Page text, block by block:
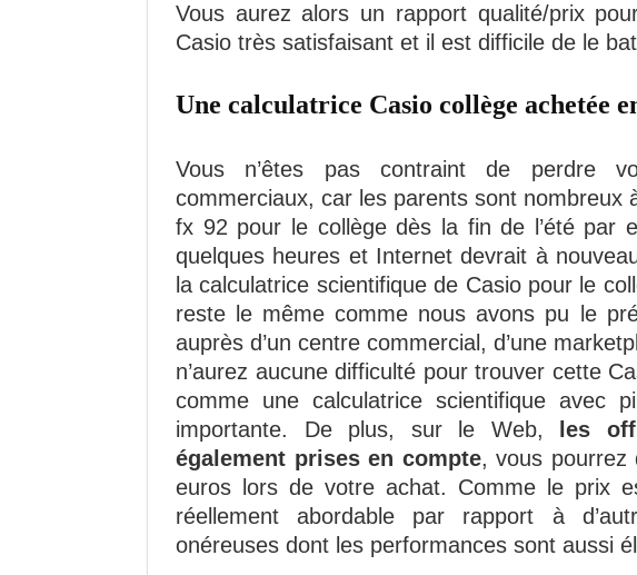
Vous aurez alors un rapport qualité/prix
Casio très satisfaisant et il est difficile de le
Une calculatrice Casio collège achetée
Vous n’êtes pas contraint de perdre
commerciaux, car les parents sont nombreux
fx 92 pour le collège dès la fin de l’été par
quelques heures et Internet devrait à
la calculatrice scientifique de Casio pour le
reste le même comme nous avons pu le
auprès d’un centre commercial, d’une
n’aurez aucune difficulté pour trouver cette
comme une calculatrice scientifique
importante. De plus, sur le Web,
les
également prises en compte, vous pourrez
euros lors de votre achat. Comme le prix
réellement abordable par rapport à
onéreuses dont les performances sont aussi